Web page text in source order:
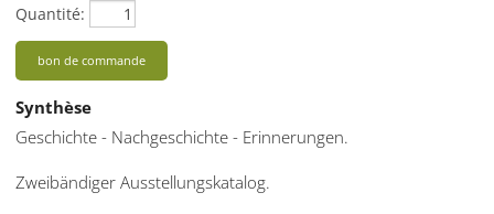
RECHERCHE
SERVICE
Quantité:
bon de commande
Synthèse
Geschichte - Nachgeschichte - Erinnerungen.
Zweibändiger Ausstellungskatalog.